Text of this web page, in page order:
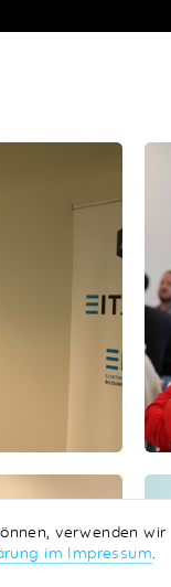
verwenden wir
im Impressum.